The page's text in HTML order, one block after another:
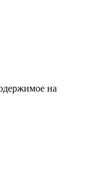
на